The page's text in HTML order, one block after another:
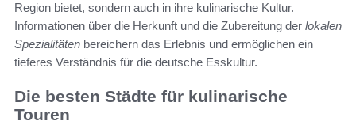
Region bietet, sondern auch in ihre kulinarische Kultur.
Informationen über die Herkunft und die Zubereitung der lokalen
Spezialitäten bereichern das Erlebnis und ermöglichen ein
tieferes Verständnis für die deutsche Esskultur.
Die besten Städte für kulinarische
Touren